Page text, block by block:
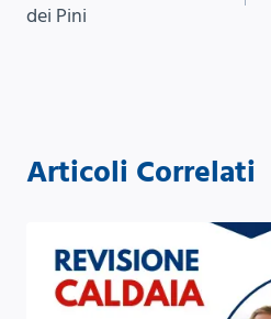
dei Pini
Articoli Correlati